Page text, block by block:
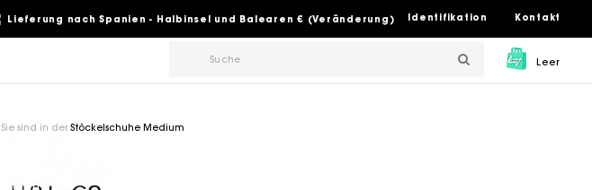
Kontakt
Identifikation
Lieferung nach Spanien - Halbinsel und Balearen € (Veränderung)
Leer
Sie sind in der Stöckelschuhe Medium